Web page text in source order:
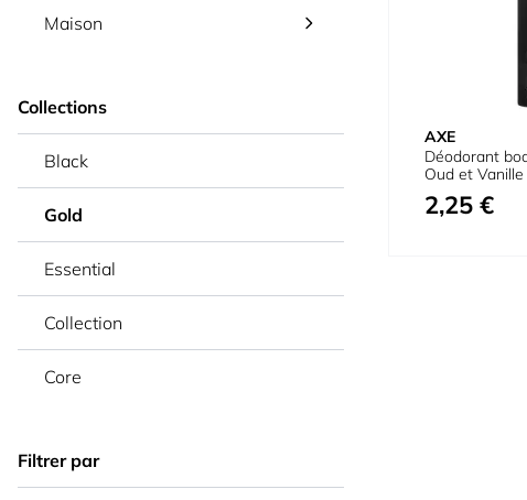
Maison
Collections
Black
Gold
Essential
Collection
Core
Filtrer par
AXE
Déodorant
Oud et Vanille
2,25 €